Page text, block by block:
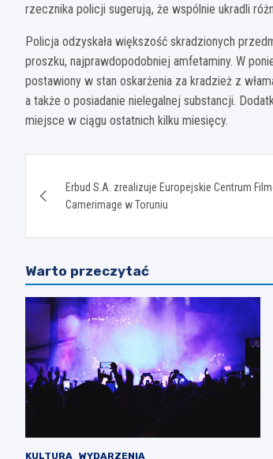
rzecznika policji sugerują, że wspólnie ukradli
Policja odzyskała większość skradzionych
proszku, najprawdopodobniej amfetaminy. W
postawiony w stan oskarżenia za kradzież z
a także o posiadanie nielegalnej substancji.
miejsce w ciągu ostatnich kilku miesięcy.
wpisuErbud S.A. zrealizuje Europejskie Centrum
Camerimage w Toruniu
Warto przeczytać
KULTURA WYDARZENIA